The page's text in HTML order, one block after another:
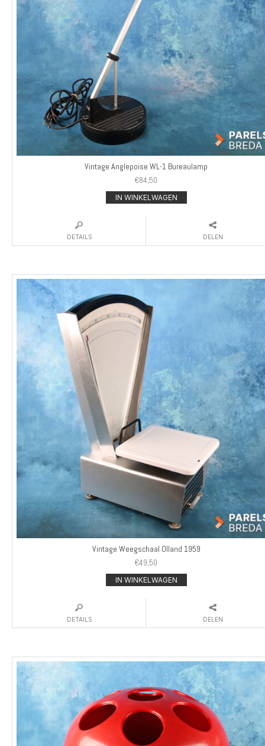
Vintage Anglepoise WL-1 Bureaulamp
€84,50
IN WINKELWAGEN
DETAILS DELEN
Vintage Weegschaal Olland 1959
€49,50
IN WINKELWAGEN
DETAILS DELEN